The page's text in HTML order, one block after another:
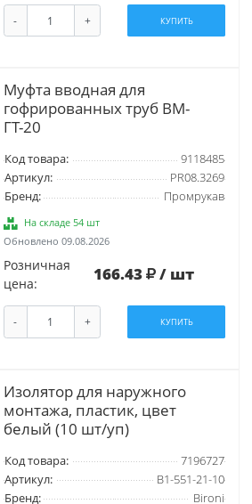
- + КУПИТЬ
Муфта вводная для
гофрированных труб ВМ-
ГТ-20
Код товара:
9118485
Артикул:
PR08.3269
Бренд:
Промрукав
На складе 54 шт
Обновлено 09.08.2026
Розничная
цена:
166.43 / шт
- + КУПИТЬ
Изолятор для наружного
монтажа, пластик, цвет
белый (10 шт/уп)
Код товара:
7196727
Артикул:
B1-551-21-10
Бренд:
Bironi